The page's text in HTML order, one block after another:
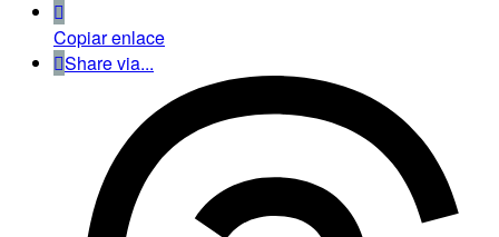
Copiar enlace
Share via...